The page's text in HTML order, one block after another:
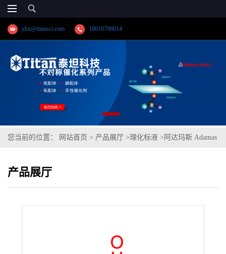
yhx@titansci.com 18616708014
您当前的位置： 网站首页 > 产品展厅 >理化标液 > 阿达玛斯 Adamas
500mL,≥98%
产品展厅